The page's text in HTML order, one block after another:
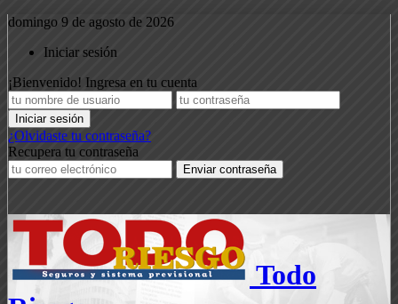
domingo 9 de agosto de 2026
Iniciar sesión
¡Bienvenido! Ingresa en tu cuenta
¿Olvidaste tu contraseña?
Recupera tu contraseña
Todo